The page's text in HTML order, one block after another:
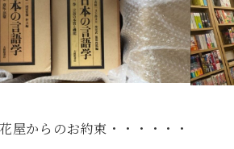
屋からのお約束・・・・・・